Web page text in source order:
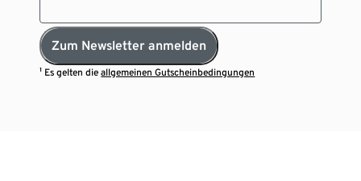
Zum Newsletter anmelden
¹ Es gelten dieallgemeinen Gutscheinbedingungen